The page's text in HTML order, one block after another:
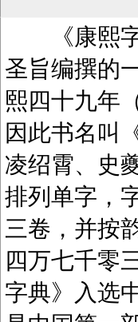
《康熙字
圣旨编撰的
熙四十九年
因此书名叫
凌绍霄、史
排列单字，
三卷，并按
四万七千零
字典》入选